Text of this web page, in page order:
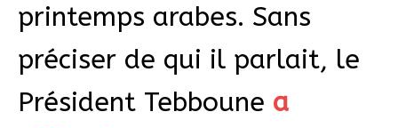
printemps arabes. Sans
préciser de qui il parlait, le
Président Tebboune a